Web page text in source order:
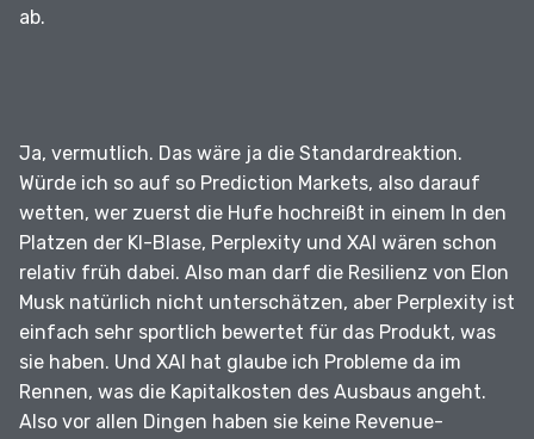
ab.
Ja, vermutlich. Das wäre ja die Standardreaktion.
Würde ich so auf so Prediction Markets, also darauf
wetten, wer zuerst die Hufe hochreißt in einem In den
Platzen der KI-Blase, Perplexity und XAI wären schon
relativ früh dabei. Also man darf die Resilienz von Elon
Musk natürlich nicht unterschätzen, aber Perplexity ist
einfach sehr sportlich bewertet für das Produkt, was
sie haben. Und XAI hat glaube ich Probleme da im
Rennen, was die Kapitalkosten des Ausbaus angeht.
Also vor allen Dingen haben sie keine Revenue-